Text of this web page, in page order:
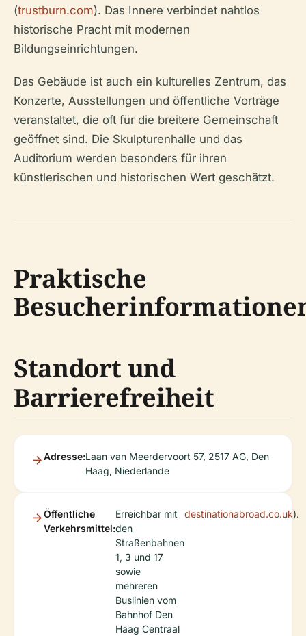
(trustburn.com). Das Innere verbindet nahtlos
historische Pracht mit modernen
Bildungseinrichtungen.
Das Gebäude ist auch ein kulturelles Zentrum, das
Konzerte, Ausstellungen und öffentliche Vorträge
veranstaltet, die oft für die breitere Gemeinschaft
geöffnet sind. Die Skulpturenhalle und das
Auditorium werden besonders für ihren
künstlerischen und historischen Wert geschätzt.
Praktische
Standort und
Barrierefreiheit
Adresse:Laan van Meerdervoort 57, 2517 AG, Den
Haag, Niederlande
Öffentliche
Verkehrsmittel:
Erreichbar mit
den
Straßenbahnen
1, 3 und 17
sowie
mehreren
Buslinien vom
Bahnhof Den
Haag Centraal
destinationabroad.co.uk).